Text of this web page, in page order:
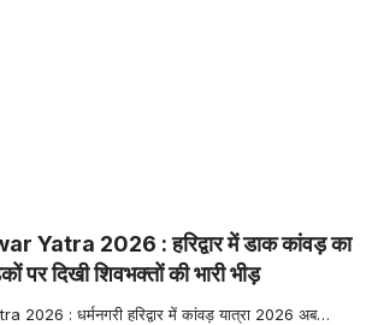
Yatra 2026 : हरिद्वार में डाक कांवड़ का
पर दिखी शिवभक्तों की भारी भीड़
: धर्मनगरी हरिद्वार में कांवड़ यात्रा 2026 अब…